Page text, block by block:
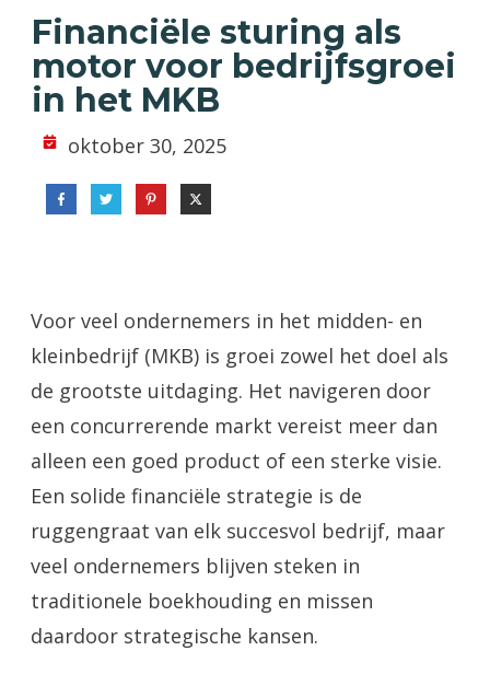
Financiële sturing als
motor voor bedrijfsgroei
in het MKB
oktober 30, 2025
Voor veel ondernemers in het midden- en
kleinbedrijf (MKB) is groei zowel het doel als
de grootste uitdaging. Het navigeren door
een concurrerende markt vereist meer dan
alleen een goed product of een sterke visie.
Een solide financiële strategie is de
ruggengraat van elk succesvol bedrijf, maar
veel ondernemers blijven steken in
traditionele boekhouding en missen
daardoor strategische kansen.